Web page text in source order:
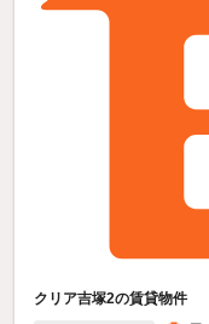
クリア吉塚2の賃貸物件